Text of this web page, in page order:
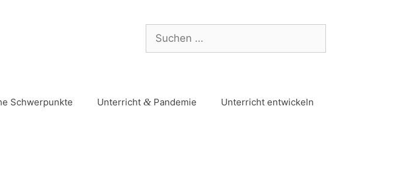
Schwerpunkte Unterricht & Pandemie Unterricht entwickeln